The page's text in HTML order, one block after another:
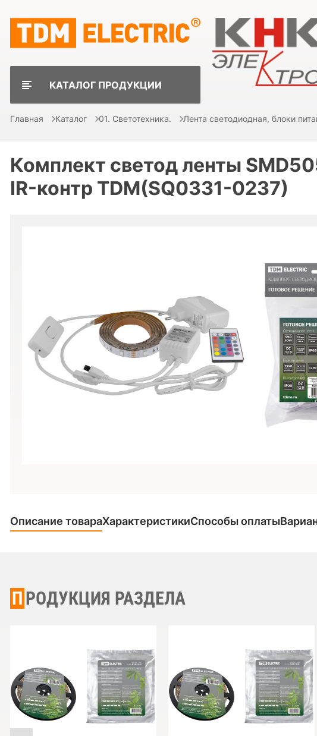
КАТАЛОГ ПРОДУКЦИИ
Главная Каталог 01. Светотехника. Лента светодиодная, блоки
Комплект светод ленты
IR-контр TDM(SQ0331-0237)
Описание товараХарактеристикиСпособы оплаты
ПРОДУКЦИЯ РАЗДЕЛА